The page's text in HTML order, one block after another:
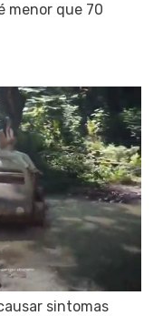
menor que 70
sintomas